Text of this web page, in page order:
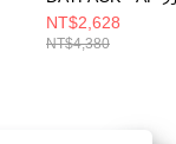
後背包
NT$2,628
NT$4,380